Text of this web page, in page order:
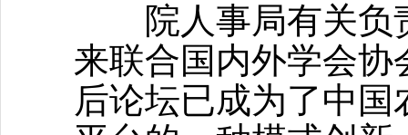
院人事局有关负
来联合国内外学会
后论坛已成为了中